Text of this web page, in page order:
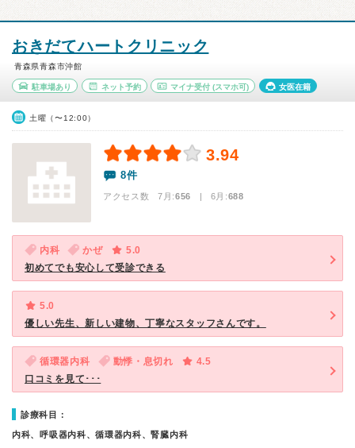
おきだてハートクリニック
青森県青森市沖館
駐車場あり ネット予約 マイナ受付 (スマホ可) 女医在籍
土曜（〜12:00）
3.94
8件
アクセス数 7月:656 | 6月:688
内科 かぜ
5.0
初めてでも安心して受診できる
5.0
優しい先生、新しい建物、丁寧なスタッフさんです。
循環器内科 動悸・息切れ
4.5
口コミを見て･･･
診療科目：
内科、呼吸器内科、循環器内科、腎臓内科